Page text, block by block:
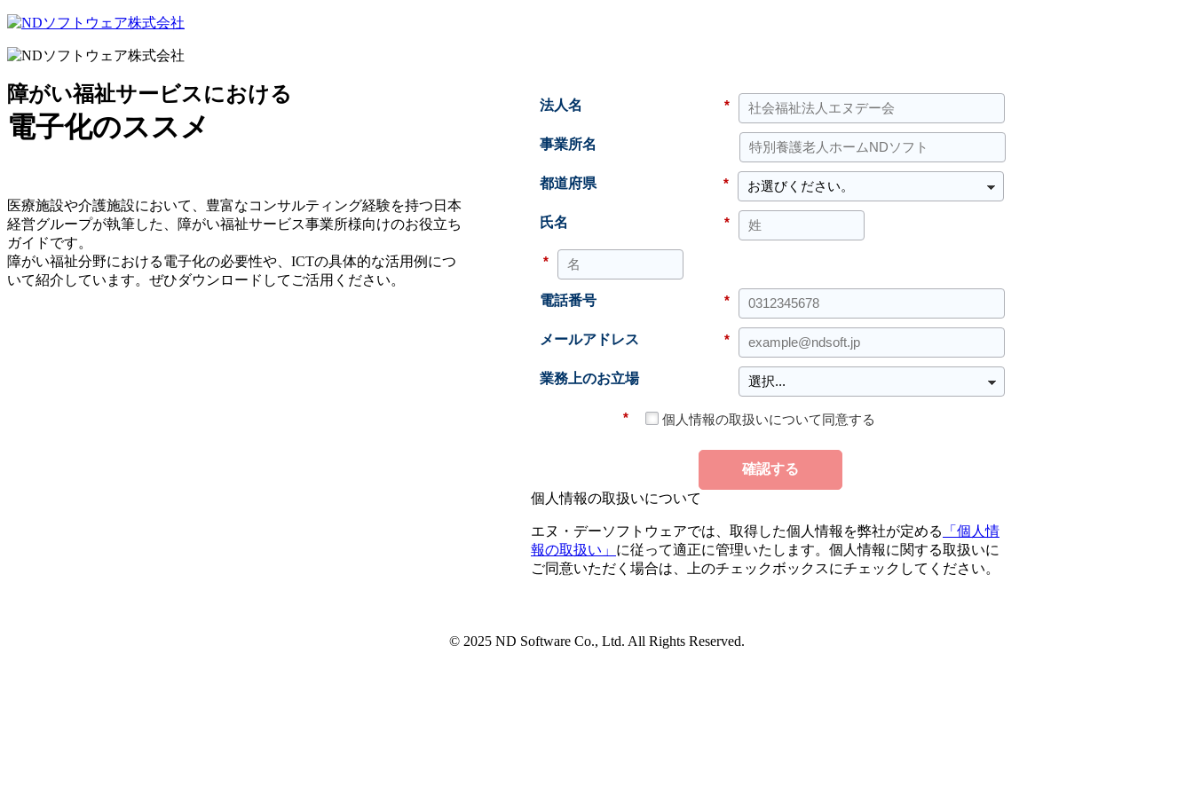
障がい福祉サービスにおける
電子化のススメ
医療施設や介護施設において、豊富なコンサルティング経験を持つ日本
経営グループが執筆した、障がい福祉サービス事業所様向けのお役立ち
ガイドです。
障がい福祉分野における電子化の必要性や、ICTの具体的な活用例につ
いて紹介しています。ぜひダウンロードしてご活用ください。
*
法人名
事業所名
*
都道府県
*
氏名
*
*
電話番号
*
メールアドレス
業務上のお立場
* 個人情報の取扱いについて同意する
確認する
個人情報の取扱いについて
エヌ・デーソフトウェアでは、取得した個人情報を弊社が定める
「個人情
報の取扱い」 に従って適正に管理いたします。個人情報に関する取扱いに
ご同意いただく場合は、上のチェックボックスにチェックしてください。
© 2025 ND Software Co., Ltd. All Rights Reserved.